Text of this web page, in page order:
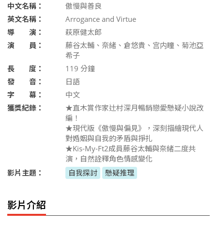
中文名稱：
傲慢與善良
英文名稱：
Arrogance and Virtue
導 演：
萩原健太郎
演 員：
藤谷太輔、奈緒、倉悠貴、宫内瞳、菊池亞
希子
長 度：
119 分鐘
發 音：
日語
字 幕：
中文
獲獎紀錄：
★直木賞作家辻村深月暢銷戀愛懸疑小說改
編！
★現代版《傲慢與偏見》，深刻描繪現代人
對婚姻與自我的矛盾與掙扎
★Kis-My-Ft2成員藤谷太輔與奈緒二度共
演，自然詮釋角色情感變化
影片主題：
自我探討 懸疑推理
影片介紹